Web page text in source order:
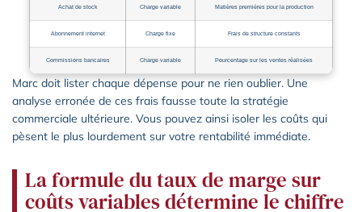
Achat de stock Charge variable Matières premières pour la production
Abonnement internet Charge fixe Frais de structure constants
Commissions bancaires Charge variable Pourcentage sur les ventes réalisées
Marc doit lister chaque dépense pour ne rien oublier. Une
analyse erronée de ces frais fausse toute la stratégie
commerciale ultérieure. Vous pouvez ainsi isoler les coûts qui
pèsent le plus lourdement sur votre rentabilité immédiate.
La formule du taux de marge sur
coûts variables détermine le chiffre